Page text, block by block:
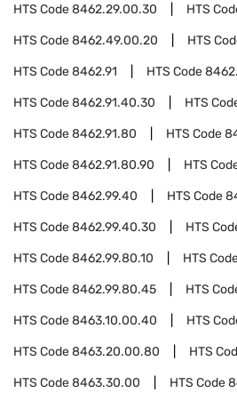
HTS Code8462.29.00.30 HTS
HTS Code8462.49.00.20 HTS
HTS Code8462.91 HTS Code
HTS Code8462.91.40.30 HTS
HTS Code8462.91.80 HTS Code
HTS Code8462.91.80.90 HTS
HTS Code8462.99.40 HTS Code
HTS Code8462.99.40.30 HTS
HTS Code8462.99.80.10 HTS
HTS Code8462.99.80.45 HTS
HTS Code8463.10.00.40 HTS
HTS Code8463.20.00.80 HTS
HTS Code8463.30.00 HTS Code